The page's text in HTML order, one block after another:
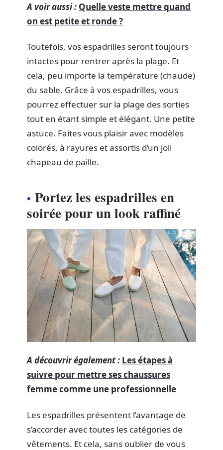
A voir aussi : Quelle veste mettre quand
on est petite et ronde ?
Toutefois, vos espadrilles seront toujours
intactes pour rentrer après la plage. Et
cela, peu importe la température (chaude)
du sable. Grâce à vos espadrilles, vous
pourrez effectuer sur la plage des sorties
tout en étant simple et élégant. Une petite
astuce. Faites vous plaisir avec modèles
colorés, à rayures et assortis d’un joli
chapeau de paille.
Portez les espadrilles en
soirée pour un look raffiné
A découvrir également : Les étapes à
suivre pour mettre ses chaussures
femme comme une professionnelle
Les espadrilles présentent l’avantage de
s’accorder avec toutes les catégories de
vêtements. Et cela, sans oublier de vous